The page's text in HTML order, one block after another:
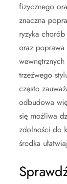
fizycznego
znaczna
ryzyka
oraz poprawa
trzeźwego
często
odbudowa
się możliwa
zdolności do
środka